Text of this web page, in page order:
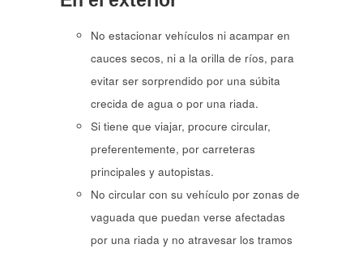
No estacionar vehículos ni acampar en
cauces secos, ni a la orilla de ríos, para
evitar ser sorprendido por una súbita
crecida de agua o por una riada.
Si tiene que viajar, procure circular,
preferentemente, por carreteras
principales y autopistas.
No circular con su vehículo por zonas de
vaguada que puedan verse afectadas
por una riada y no atravesar los tramos